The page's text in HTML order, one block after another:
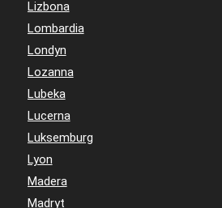
Lizbona
Lombardia
Londyn
Lozanna
Lubeka
Lucerna
Luksemburg
Lyon
Madera
Madryt